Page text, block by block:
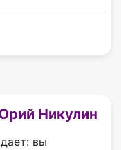
Никулин
вы